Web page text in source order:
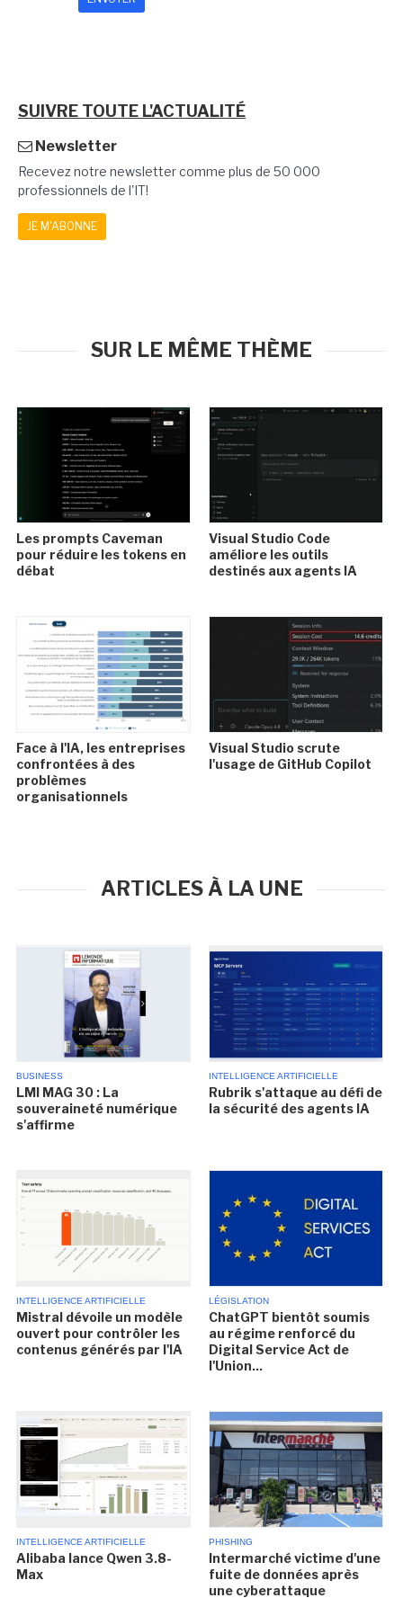
SUIVRE TOUTE L'ACTUALITÉ
Newsletter
Recevez notre newsletter comme plus de 50 000
professionnels de l'IT!
JE M'ABONNE
SUR LE MÊME THÈME
Les prompts Caveman
pour réduire les tokens en
débat
Visual Studio Code
améliore les outils
destinés aux agents IA
Face à l'IA, les entreprises
confrontées à des
problèmes
organisationnels
Visual Studio scrute
l'usage de GitHub Copilot
ARTICLES À LA UNE
BUSINESS
LMI MAG 30 : La
souveraineté numérique
s'affirme
INTELLIGENCE ARTIFICIELLE
Rubrik s'attaque au défi de
la sécurité des agents IA
INTELLIGENCE ARTIFICIELLE
Mistral dévoile un modèle
ouvert pour contrôler les
contenus générés par l'IA
LÉGISLATION
ChatGPT bientôt soumis
au régime renforcé du
Digital Service Act de
l'Union...
INTELLIGENCE ARTIFICIELLE
Alibaba lance Qwen 3.8-
Max
PHISHING
Intermarché victime d'une
fuite de données après
une cyberattaque